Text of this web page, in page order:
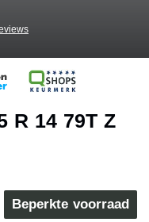
R 14 79T Z
Beperkte voorraad